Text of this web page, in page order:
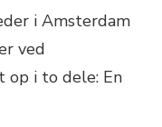
i Amsterdam
ved
op i to dele: En